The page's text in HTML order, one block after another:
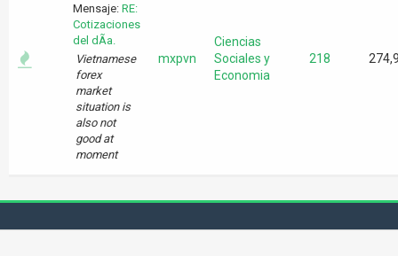
Mensaje: RE:
Cotizaciones
del dÃ­a.
Vietnamese
forex
market
situation is
also not
good at
moment
mxpvn
Ciencias
Sociales y
Economia
218